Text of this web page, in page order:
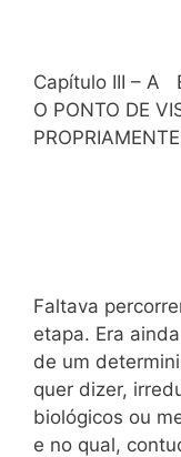
Capítulo III – A
O PONTO DE
Faltava
etapa. Era
de um
quer dizer,
biológicos ou
e no qual,